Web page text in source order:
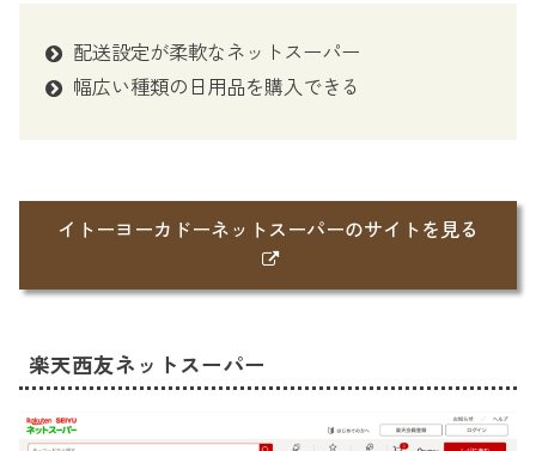
配送設定が柔軟なネットスーパー
幅広い種類の日用品を購入できる
イトーヨーカドーネットスーパーのサイトを見る
楽天西友ネットスーパー